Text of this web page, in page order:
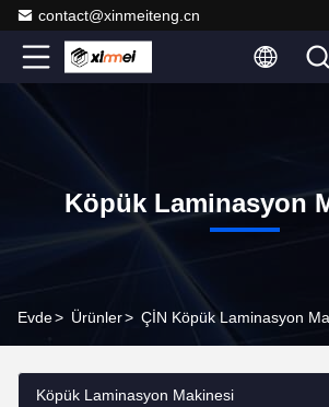
contact@xinmeiteng.cn
Köpük Laminasyon
Evde> Ürünler> ÇİN Köpük Laminasyon
Köpük Laminasyon Makinesi